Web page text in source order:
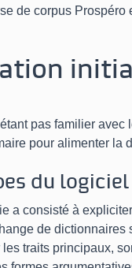
de corpus
pas familier
pour alimenter la
du
a consisté à
de
les traits principaux,